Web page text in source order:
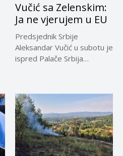
Vučić sa Zelenskim:
Ja ne vjerujem u EU
Predsjednik Srbije
Aleksandar Vučić u subotu je
ispred Palače Srbija